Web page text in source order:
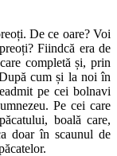
De ce oare? Voi
Fiindcă era de
completă și, prin
cum și la noi în
pe cei bolnavi
Pe cei care
boală care,
doar în scaunul de